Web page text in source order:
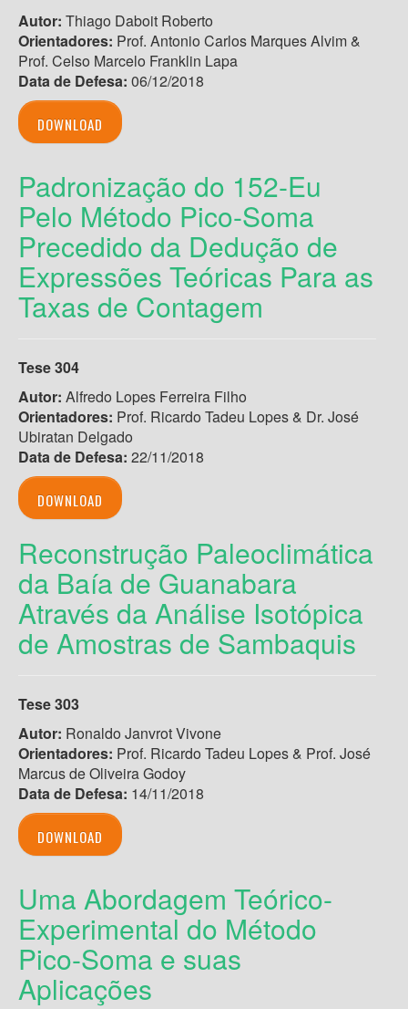
Autor: Thiago Daboit Roberto
Orientadores: Prof. Antonio Carlos Marques Alvim &
Prof. Celso Marcelo Franklin Lapa
Data de Defesa: 06/12/2018
DOWNLOAD
Padronização do 152-Eu
Pelo Método Pico-Soma
Precedido da Dedução de
Expressões Teóricas Para as
Taxas de Contagem
Tese 304
Autor: Alfredo Lopes Ferreira Filho
Orientadores: Prof. Ricardo Tadeu Lopes & Dr. José
Ubiratan Delgado
Data de Defesa: 22/11/2018
DOWNLOAD
Reconstrução Paleoclimática
da Baía de Guanabara
Através da Análise Isotópica
de Amostras de Sambaquis
Tese 303
Autor: Ronaldo Janvrot Vivone
Orientadores: Prof. Ricardo Tadeu Lopes & Prof. José
Marcus de Oliveira Godoy
Data de Defesa: 14/11/2018
DOWNLOAD
Uma Abordagem Teórico-
Experimental do Método
Pico-Soma e suas
Aplicações